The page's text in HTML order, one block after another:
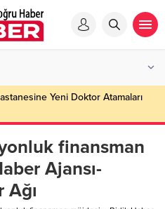
Yeni Doktor Atamaları
finansman
Ajansı-
Ağı